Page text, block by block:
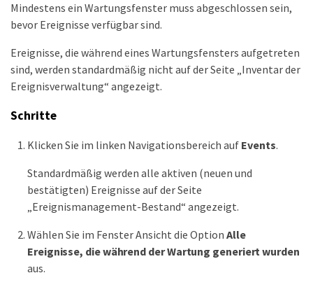
Mindestens ein Wartungsfenster muss abgeschlossen sein,
bevor Ereignisse verfügbar sind.
Ereignisse, die während eines Wartungsfensters aufgetreten
sind, werden standardmäßig nicht auf der Seite „Inventar der
Ereignisverwaltung“ angezeigt.
Schritte
Klicken Sie im linken Navigationsbereich auf Events.
Standardmäßig werden alle aktiven (neuen und
bestätigten) Ereignisse auf der Seite
„Ereignismanagement-Bestand“ angezeigt.
Wählen Sie im Fenster Ansicht die Option Alle
Ereignisse, die während der Wartung generiert wurden
aus.